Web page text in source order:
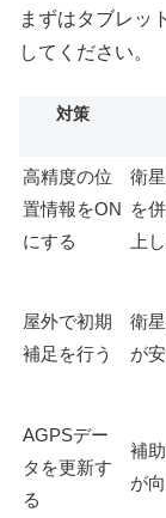
まずはタブレッ
してください。
対策
高精度の位
置情報をON
にする
衛
を
上
屋外で初期
補足を行う
衛
が
AGPSデー
タを更新す
る
補
が